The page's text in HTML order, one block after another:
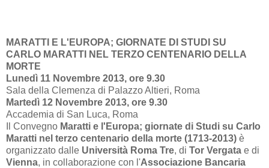
MARATTI E L'EUROPA; GIORNATE DI STUDI SU
CARLO MARATTI NEL TERZO CENTENARIO DELLA
MORTE
Lunedì 11 Novembre 2013, ore 9.30
Sala della Clemenza di Palazzo Altieri, Roma
Martedì 12 Novembre 2013, ore 9.30
Accademia di San Luca, Roma
Il Convegno Maratti e l'Europa; giornate di Studi su Carlo
Maratti nel terzo centenario della morte (1713-2013) è
organizzato dalle Università Roma Tre, di Tor Vergata e di
Vienna, in collaborazione con l'Associazione Bancaria